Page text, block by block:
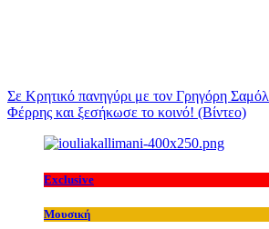
Σε Κρητικό πανηγύρι με τον Γρηγόρη
Φέρρης και ξεσήκωσε το κοινό! (Βίντεο)
Exclusive
Μουσική